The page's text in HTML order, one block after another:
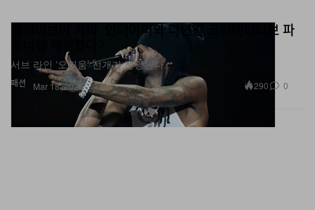
패션
플레이보이 카티, 언더아머와 다년간 크리에이티브 파
서브 라인 ‘오피움’ 전개가 전망된다.
Mar 18, 2026 290 0